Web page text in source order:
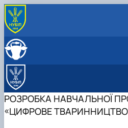
РОЗРОБКА НАВЧАЛЬНОЇ
«ЦИФРОВЕ